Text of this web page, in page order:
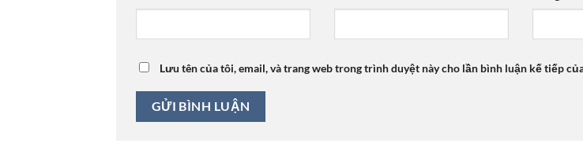
Lưu tên của tôi, email, và trang web trong trình duyệt này cho lần bình luận kế tiếp